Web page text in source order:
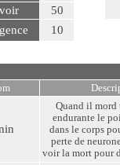
50
10
Quand il mord
endurante le
dans le corps
perte de
voir la mort pour